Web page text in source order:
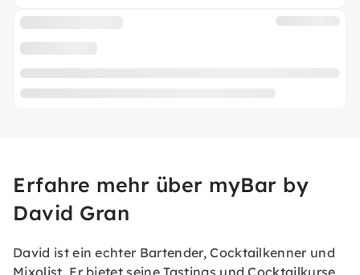
Erfahre mehr über myBar by
David Gran
David ist ein echter Bartender, Cocktailkenner und
Mixolist. Er bietet seine Tastings und Cocktailkurse